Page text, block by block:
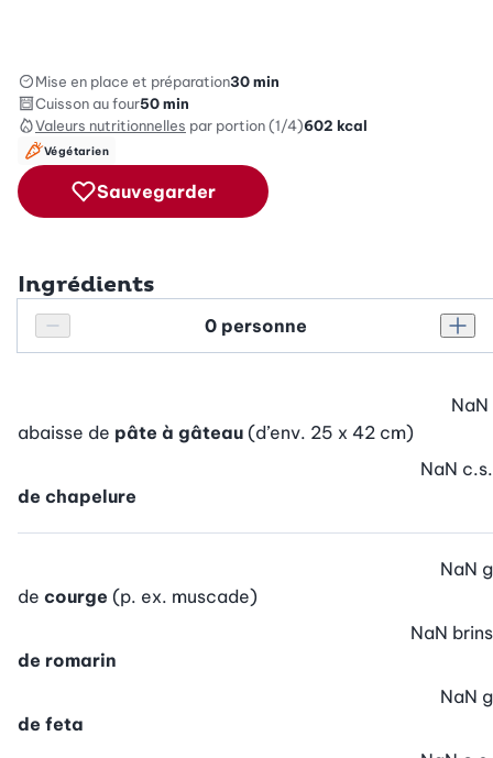
Mise en place et préparation30 min
Cuisson au four50 min
Valeurs nutritionnelles par portion (1/4)602 kcal
Végétarien
Sauvegarder
Ingrédients
Réduire le nombre de personnes
Personnes
abaisse de pâte à gâteau (d’env. 25 x 42 cm)
NaN
de chapelure
NaN c.s.
de courge (p. ex. muscade)
NaN g
de romarin
NaN brins
de feta
NaN g